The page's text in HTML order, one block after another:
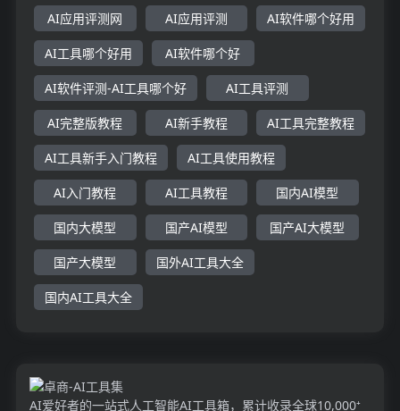
AI应用评测网 AI应用评测 AI软件哪个好用
AI工具哪个好用 AI软件哪个好
AI软件评测-AI工具哪个好 AI工具评测
AI完整版教程 AI新手教程 AI工具完整教程
AI工具新手入门教程 AI工具使用教程
AI入门教程 AI工具教程 国内AI模型
国内大模型 国产AI模型 国产AI大模型
国产大模型 国外AI工具大全
国内AI工具大全
AI爱好者的一站式人工智能AI工具箱，累计收录全球10,000⁺